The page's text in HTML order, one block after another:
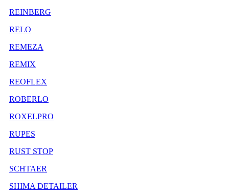
REINBERG
RELO
REMEZA
REMIX
REOFLEX
ROBERLO
ROXELPRO
RUPES
RUST STOP
SCHTAER
SHIMA DETAILER